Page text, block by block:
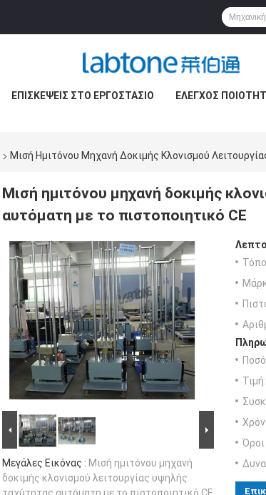
ΕΠΙΣΚΈΨΕΙΣ ΣΤΟ ΕΡΓΟΣΤΆΣΙΟ ΈΛΕΓΧΟΣ
Μισή Ημιτόνου Μηχανή Δοκιμής Κλονισμού
Μισή ημιτόνου μηχανή δοκιμής
αυτόματη με το πιστοποιητικό CE
Μεγάλες Εικόνας : Μισή ημιτόνου μηχανή
δοκιμής κλονισμού λειτουργίας υψηλής
Τιμή: